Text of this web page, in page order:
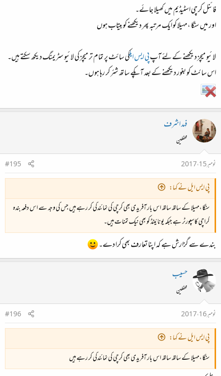
فائنل کرچی اسٹیڈیم میں کھیلا جائے۔
اور میں سنگا ،مہیلا کو ایک مرتبہ پھر دیکھنے کو بیتاب ہوں
لائیو میچز دیکھنے کے لئے آپپی ایس ایلکی سائٹ پر تمام تر میچز کی لائیو سٹریمنگ دیکھ سکتے ہیں۔
اس سائٹ کو بغور دیکھنے کے بعد آپکے ساتھ شئر کر رہا ہوں۔
فہد اشرف
محفلین
نومبر 15، 2017
#195
پی ایس ایل نے کہا:
سنگا ،مہیلا کے ساتھ ساتھ اس بار آفریدی بھی کرچی کی نمائندگی کر رہے ہیں جس کی وجہ سے اس دفعہ بندہ
کراچی کاسپورٹر ہے جبکہ یونائیٹڈ کو بھی نیک تمنات ہیں۔
بندے سے گزارش ہے کہ اپنا تعارف بھی کرا دے۔
حسیب
محفلین
نومبر 16، 2017
#196
پی ایس ایل نے کہا:
سنگا ،مہیلا کے ساتھ ساتھ اس بار آفریدی بھی کرچی کی نمائندگی کر رہے ہیں